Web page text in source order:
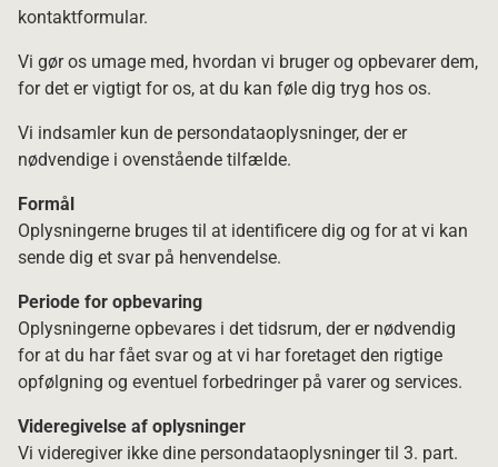
kontaktformular.
Vi gør os umage med, hvordan vi bruger og opbevarer dem,
for det er vigtigt for os, at du kan føle dig tryg hos os.
Vi indsamler kun de persondataoplysninger, der er
nødvendige i ovenstående tilfælde.
Formål
Oplysningerne bruges til at identificere dig og for at vi kan
sende dig et svar på henvendelse.
Periode for opbevaring
Oplysningerne opbevares i det tidsrum, der er nødvendig
for at du har fået svar og at vi har foretaget den rigtige
opfølgning og eventuel forbedringer på varer og services.
Videregivelse af oplysninger
Vi videregiver ikke dine persondataoplysninger til 3. part.